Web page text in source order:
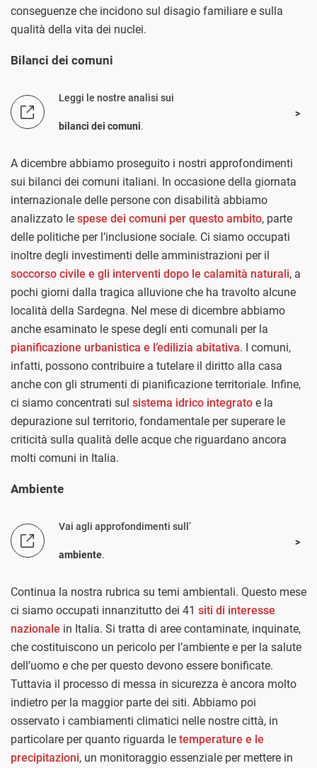
conseguenze che incidono sul disagio familiare e sulla
qualità della vita dei nuclei.
Bilanci dei comuni
Leggi le nostre analisi sui
bilanci dei comuni.
A dicembre abbiamo proseguito i nostri approfondimenti
sui bilanci dei comuni italiani. In occasione della giornata
internazionale delle persone con disabilità abbiamo
analizzato le spese dei comuni per questo ambito, parte
delle politiche per l’inclusione sociale. Ci siamo occupati
inoltre degli investimenti delle amministrazioni per il
soccorso civile e gli interventi dopo le calamità naturali, a
pochi giorni dalla tragica alluvione che ha travolto alcune
località della Sardegna. Nel mese di dicembre abbiamo
anche esaminato le spese degli enti comunali per la
pianificazione urbanistica e l’edilizia abitativa. I comuni,
infatti, possono contribuire a tutelare il diritto alla casa
anche con gli strumenti di pianificazione territoriale. Infine,
ci siamo concentrati sul sistema idrico integrato e la
depurazione sul territorio, fondamentale per superare le
criticità sulla qualità delle acque che riguardano ancora
molti comuni in Italia.
Ambiente
Vai agli approfondimenti sull’
ambiente.
Continua la nostra rubrica su temi ambientali. Questo mese
ci siamo occupati innanzitutto dei 41 siti di interesse
nazionale in Italia. Si tratta di aree contaminate, inquinate,
che costituiscono un pericolo per l’ambiente e per la salute
dell’uomo e che per questo devono essere bonificate.
Tuttavia il processo di messa in sicurezza è ancora molto
indietro per la maggior parte dei siti. Abbiamo poi
osservato i cambiamenti climatici nelle nostre città, in
particolare per quanto riguarda le temperature e le
precipitazioni, un monitoraggio essenziale per mettere in